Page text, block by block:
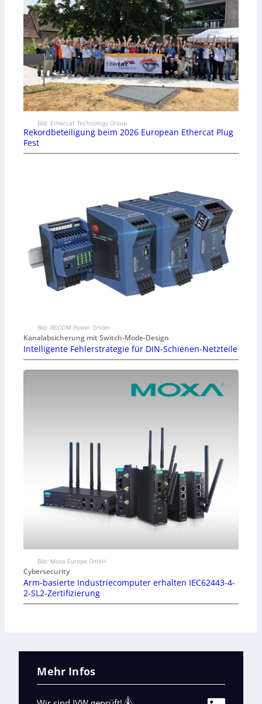
Bild: Ethercat Technology Group
Rekordbeteiligung beim 2026 European Ethercat Plug
Fest
Bild: RECOM Power GmbH
Kanalabsicherung mit Switch-Mode-Design
Intelligente Fehlerstrategie für DIN-Schienen-Netzteile
Bild: Moxa Europe GmbH
Cybersecurity
Arm-basierte Industriecomputer erhalten IEC62443-4-
2-SL2-Zertifizierung
Mehr Infos